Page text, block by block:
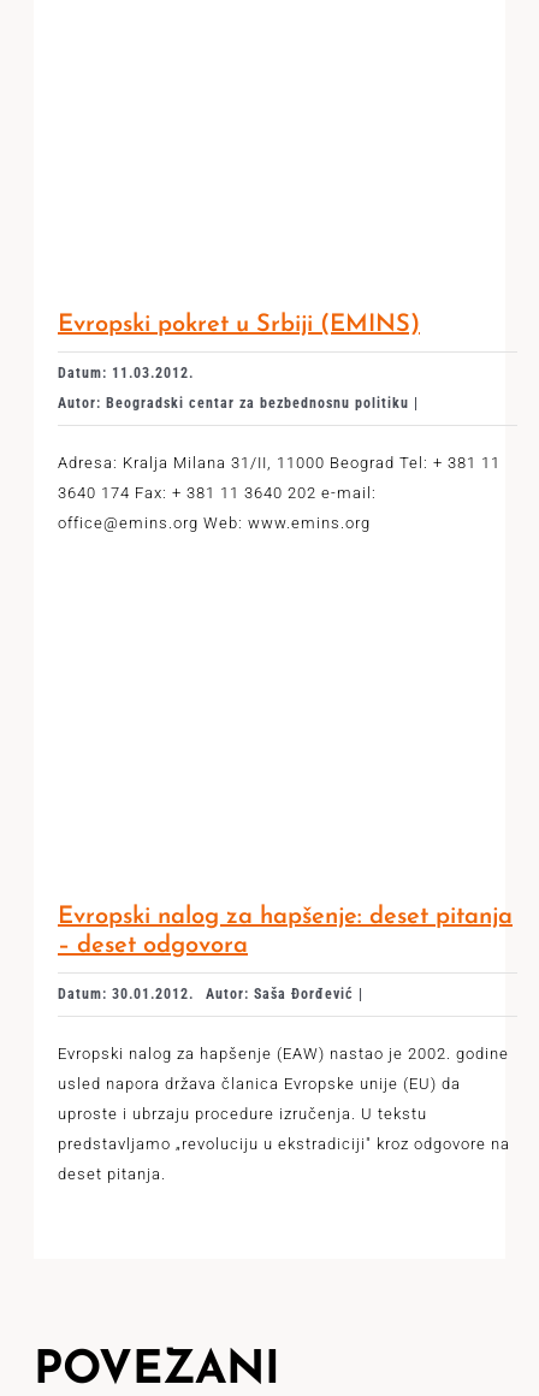
Evropski pokret u Srbiji (EMINS)
Datum: 11.03.2012.
Autor: Beogradski centar za bezbednosnu politiku |
Adresa: Kralja Milana 31/II, 11000 Beograd Tel: + 381 11
3640 174 Fax: + 381 11 3640 202 e-mail:
office@emins.org Web: www.emins.org
Evropski nalog za hapšenje: deset pitanja
– deset odgovora
Datum: 30.01.2012. Autor: Saša Đorđević |
Evropski nalog za hapšenje (EAW) nastao je 2002. godine
usled napora država članica Evropske unije (EU) da
uproste i ubrzaju procedure izručenja. U tekstu
predstavljamo „revoluciju u ekstradiciji" kroz odgovore na
deset pitanja.
POVEZANI